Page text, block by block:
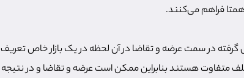
همتا فراهم می‌کنند.
در سمت عرضه و تقاضا در آن لحظه در یک بازار خاص تعریف
متفاوت هستند بنابراین ممکن است عرضه و تقاضا و در نتیجه